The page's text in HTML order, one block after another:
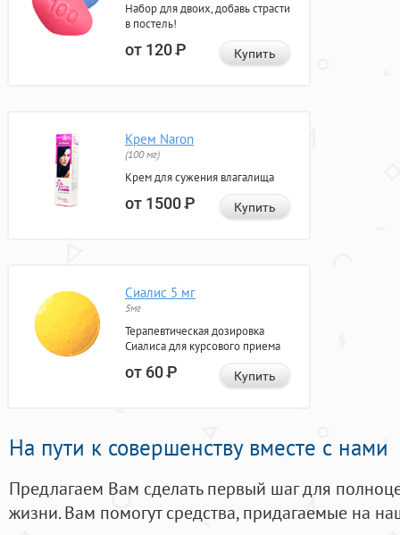
Набор для двоих, добавь страсти
в постель!
от 120Р Купить
Крем Naron
(100 мг)
Крем для сужения влагалища
от 1500Р Купить
Сиалис 5 мг
5мг
Терапевтическая дозировка
Сиалиса для курсового приема
от 60Р Купить
На пути к совершенству вместе с нами
Предлагаем Вам сделать первый шаг для
жизни. Вам помогут средства, придагаемые на